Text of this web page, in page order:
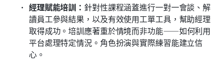
經理賦能培訓： 針對性課程涵蓋進行一對一會談、解
讀員工參與結果，以及有效使用工單工具，幫助經理
取得成功。培訓應著重於情境而非功能——如何利用
平台處理特定情況。角色扮演與實際練習能建立信
心。